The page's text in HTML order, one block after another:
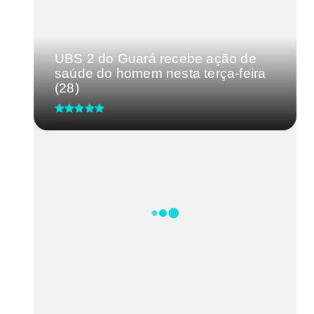
UBS 2 do Guará recebe ação de
saúde do homem nesta terça-feira
(28)